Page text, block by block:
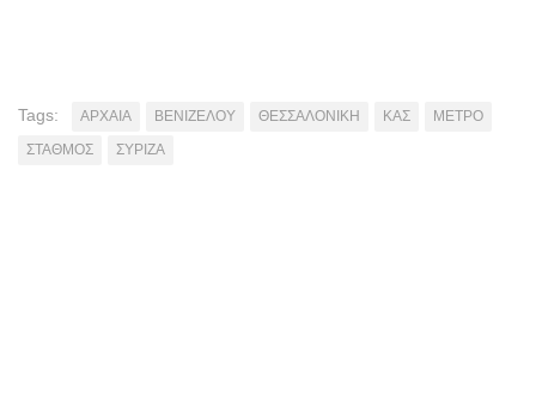
Tags: ΑΡΧΑΙΑ ΒΕΝΙΖΕΛΟΥ ΘΕΣΣΑΛΟΝΙΚΗ ΚΑΣ
ΜΕΤΡΟ
ΣΤΑΘΜΟΣ
ΣΥΡΙΖΑ